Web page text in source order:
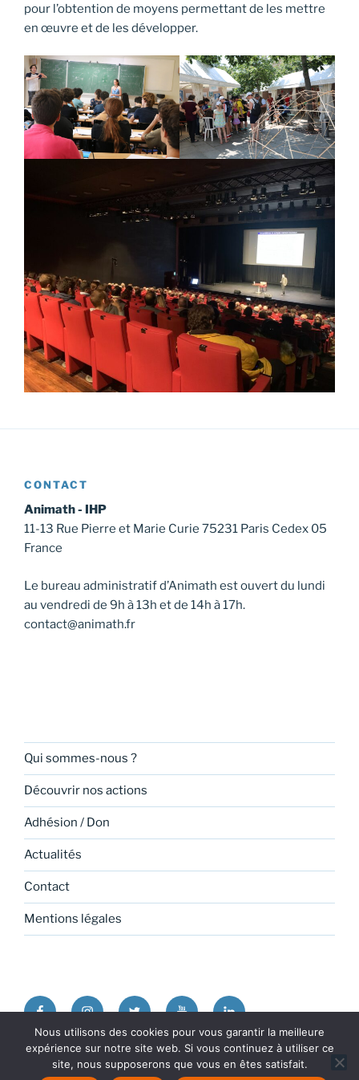
pour l’obtention de moyens permettant de les mettre
en œuvre et de les développer.
CONTACT
Animath - IHP
11-13 Rue Pierre et Marie Curie 75231 Paris Cedex 05
France
Le bureau administratif d’Animath est ouvert du lundi
au vendredi de 9h à 13h et de 14h à 17h.
contact@animath.fr
Qui sommes-nous ?
Découvrir nos actions
Adhésion / Don
Actualités
Contact
Mentions légales
FacebookInstagramTwitter YoutubeLinkedin
Politique de confidentialité
Fièrement propulsé par
WordPress
Nous utilisons des cookies pour vous garantir la meilleure
expérience sur notre site web. Si vous continuez à utiliser ce
site, nous supposerons que vous en êtes satisfait.